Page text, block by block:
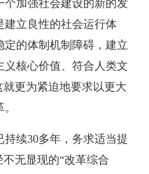
个加强社会建设的新的发
建立良性的社会运行体
的体制机制障碍，建立
核心价值、符合人类文
更为紧迫地要求以更大
续30多年，务求适当提
无显现的“改革综合